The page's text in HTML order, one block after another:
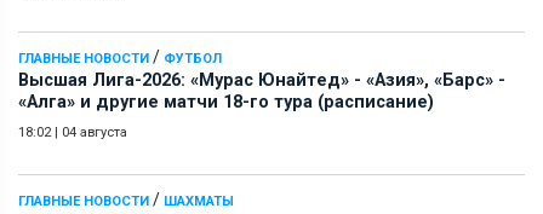
ГЛАВНЫЕ НОВОСТИ / ФУТБОЛ
Высшая Лига-2026: «Мурас Юнайтед» - «Азия», «Барс» -
«Алга» и другие матчи 18-го тура (расписание)
18:02| 04 августа
ГЛАВНЫЕ НОВОСТИ / ШАХМАТЫ